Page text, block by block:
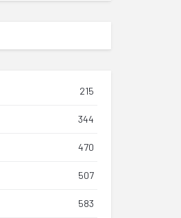
215
344
470
507
583